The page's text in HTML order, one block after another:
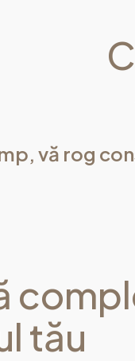
vă rog
tău